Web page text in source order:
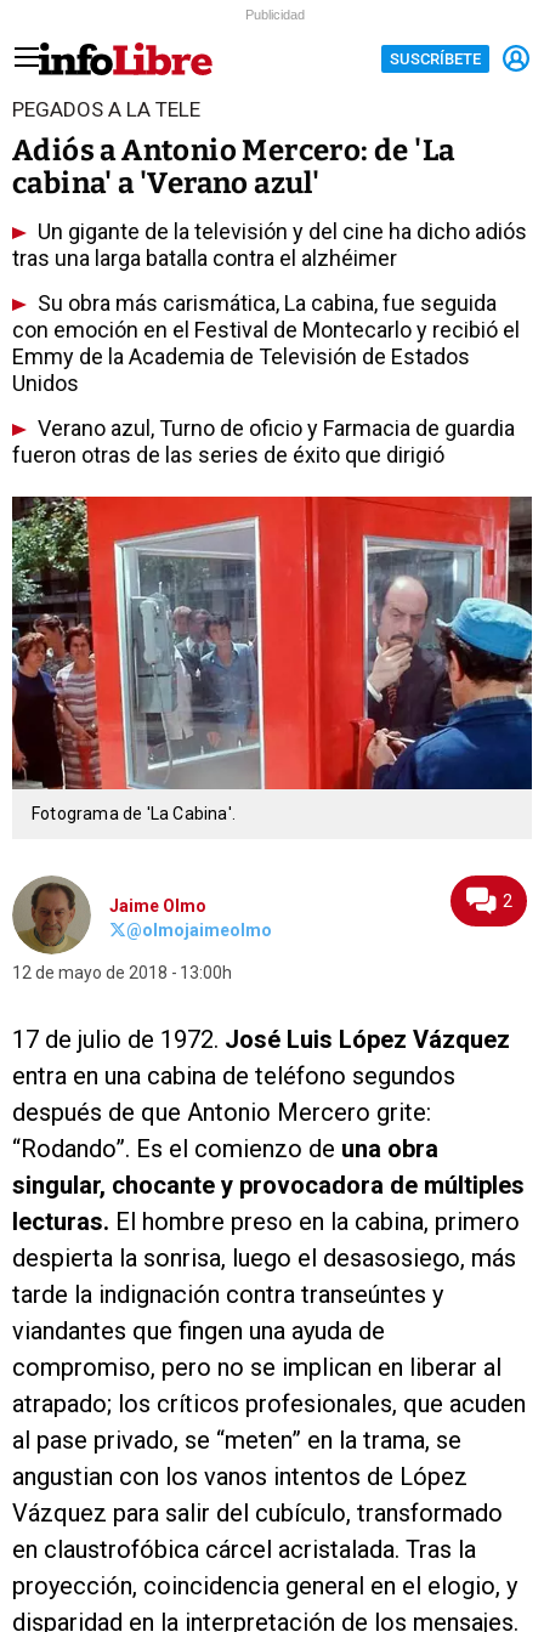
Publicidad
SUSCRÍBETE
PEGADOS A LA TELE
Adiós a Antonio Mercero: de 'La
cabina' a 'Verano azul'
Un gigante de la televisión y del cine ha dicho adiós
tras una larga batalla contra el alzhéimer
Su obra más carismática, La cabina, fue seguida
con emoción en el Festival de Montecarlo y recibió el
Emmy de la Academia de Televisión de Estados
Unidos
Verano azul, Turno de oficio y Farmacia de guardia
fueron otras de las series de éxito que dirigió
Fotograma de 'La Cabina'.
Jaime Olmo
@olmojaimeolmo
12 de mayo de 2018 13:00h
2
17 de julio de 1972. José Luis López Vázquez
entra en una cabina de teléfono segundos
después de que Antonio Mercero grite:
“Rodando”. Es el comienzo de una obra
singular, chocante y provocadora de múltiples
lecturas. El hombre preso en la cabina, primero
despierta la sonrisa, luego el desasosiego, más
tarde la indignación contra transeúntes y
viandantes que fingen una ayuda de
compromiso, pero no se implican en liberar al
atrapado; los críticos profesionales, que acuden
al pase privado, se “meten” en la trama, se
angustian con los vanos intentos de López
Vázquez para salir del cubículo, transformado
en claustrofóbica cárcel acristalada. Tras la
proyección, coincidencia general en el elogio, y
disparidad en la interpretación de los mensajes.